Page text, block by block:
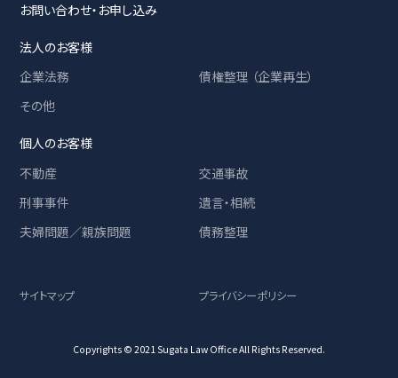
お問い合わせ・お申し込み
法人のお客様
企業法務
債権整理 （企業再生）
その他
個人のお客様
不動産
交通事故
刑事事件
遺言・相続
夫婦問題／親族問題
債務整理
サイトマップ プライバシーポリシー
Copyrights © 2021 Sugata Law Office All Rights Reserved.